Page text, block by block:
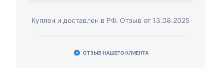
Куплен и доставлен в РФ. Отзыв от 13.08.2025
ОТЗЫВ НАШЕГО КЛИЕНТА